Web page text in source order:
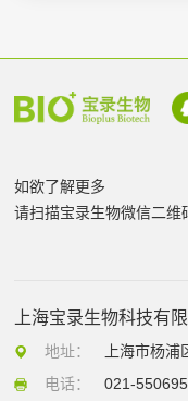
如欲了解更多
请扫描宝录生物微信二维
上海宝录生物科技有
地址：
上海市杨
电话：
021-